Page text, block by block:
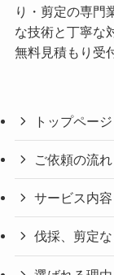
り・剪定の専門
な技術と丁寧な
無料見積もり受
トップページ
ご依頼の流れ
サービス内容
伐採、剪定